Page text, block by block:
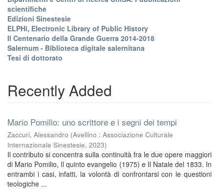
scientifiche
Edizioni Sinestesie
ELPHi, Electronic Library of Public History
Il Centenario della Grande Guerra 2014-2018
Salernum - Biblioteca digitale salernitana
Tesi di dottorato
Recently Added
Mario Pomilio: uno scrittore e i segni dei tempi
Zaccuri, Alessandro (Avellino : Associazione Culturale
Internazionale Sinestesie, 2023)
Il contributo si concentra sulla continuità fra le due opere maggiori
di Mario Pomilio, Il quinto evangelio (1975) e Il Natale del 1833. In
entrambi i casi, infatti, la volontà di confrontarsi con le questioni
teologiche ...